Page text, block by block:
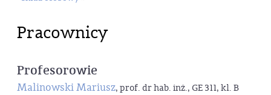
Pracownicy
Profesorowie
Malinowski Mariusz, prof. dr hab. inż., GE 311, kl. B